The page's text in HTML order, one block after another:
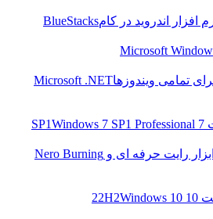
اندروید در کام BlueStacks
ویندوزهاMicrosoft .NET
Windows 7 SP1
Nero Burning
Windows